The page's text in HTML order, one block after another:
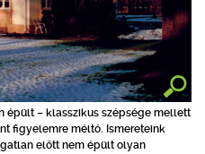
épült – klasszikus szépsége mellett
figyelemre méltó. Ismereteink
előtt nem épült olyan